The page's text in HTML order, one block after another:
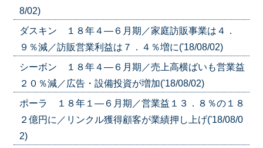
8/02)
ダスキン １８年４—６月期／家庭訪販事業は４．
９％減／訪販営業利益は７．４％増に('18/08/02)
シーボン １８年４—６月期／売上高横ばいも営業益
２０％減／広告・設備投資が増加('18/08/02)
ポーラ １８年１—６月期／営業益１３．８％の１８
２億円に／リンクル獲得顧客が業績押し上げ('18/08/0
2)